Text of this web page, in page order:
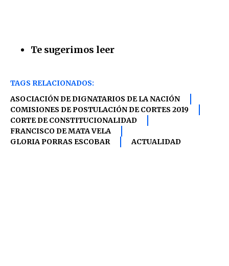
Te sugerimos leer
TAGS RELACIONADOS:
ASOCIACIÓN DE DIGNATARIOS DE LA NACIÓN
COMISIONES DE POSTULACIÓN DE CORTES 2019
CORTE DE CONSTITUCIONALIDAD
FRANCISCO DE MATA VELA
GLORIA PORRAS ESCOBAR
ACTUALIDAD